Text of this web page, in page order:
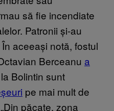
să fie incendiate
Patronii și-au
aceeași notă, fostul
Berceanu a
Bolintin sunt
pe mai mult de
păcate, zona